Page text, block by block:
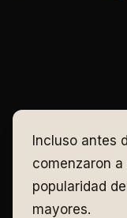
Incluso antes
comenzaron
popularidad
mayores.